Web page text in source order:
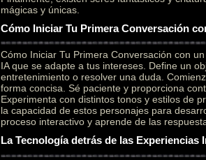
mágicas y únicas.
Cómo Iniciar Tu Primera Conversación
Cómo Iniciar Tu Primera Conversación con
IA que se adapte a tus intereses. Define un
entretenimiento o resolver una duda.
forma concisa. Sé paciente y proporciona
Experimenta con distintos tonos y estilos de
la capacidad de estos personajes para
proceso interactivo y aprende de las
La Tecnología detrás de las Experiencias